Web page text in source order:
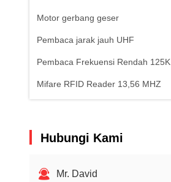
Motor gerbang geser
Pembaca jarak jauh UHF
Pembaca Frekuensi Rendah 125K
Mifare RFID Reader 13,56 MHZ
Hubungi Kami
Mr. David